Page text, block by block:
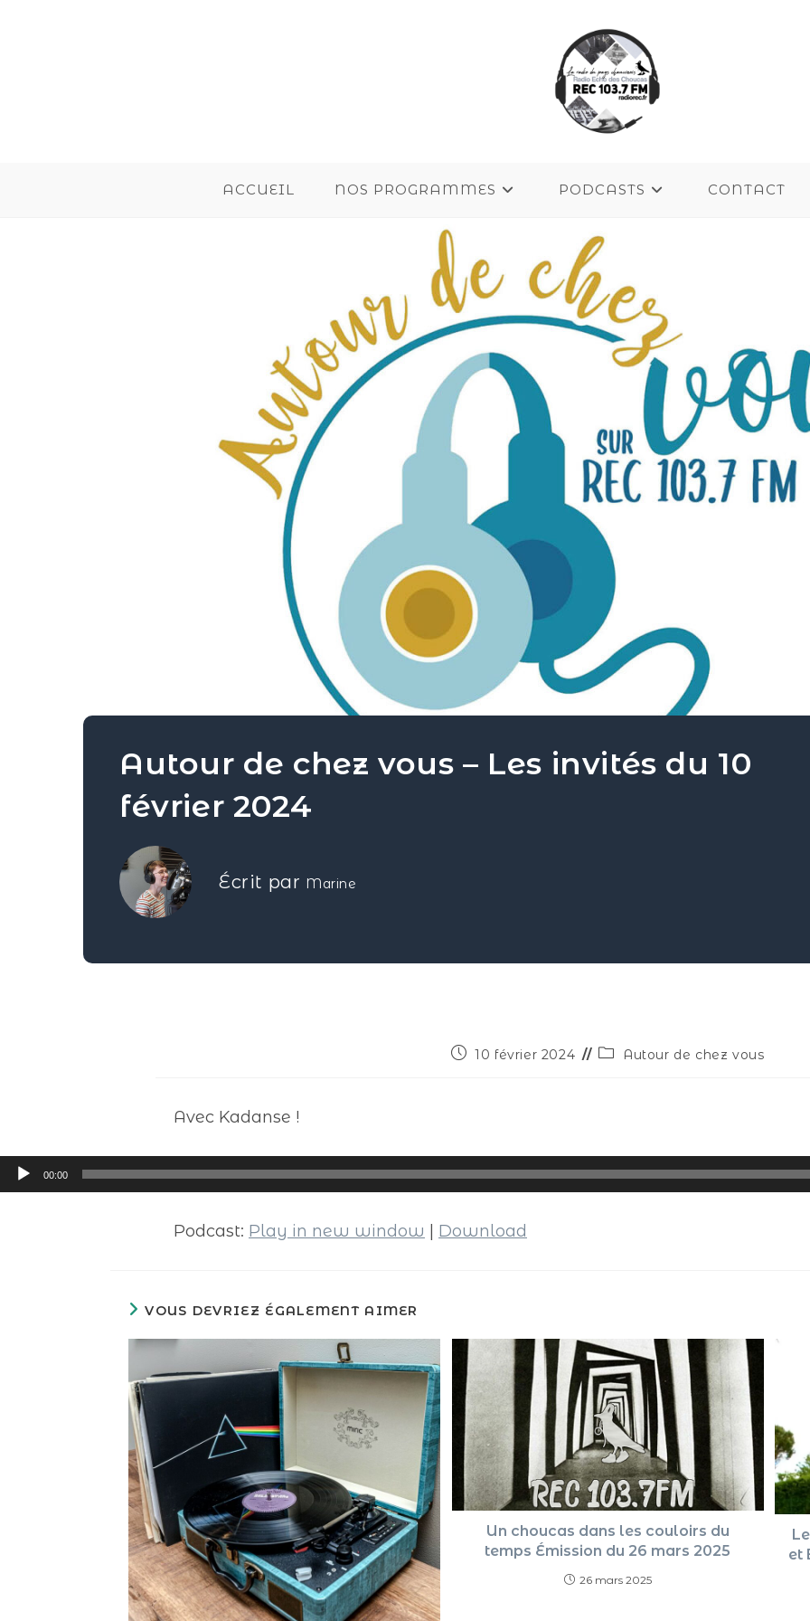
ACCUEIL NOS PROGRAMMES PODCASTS CONTACT
Autour de chez vous – Les invités du 10
février 2024
Écrit par Marine
10 février 2024 Autour de chez vous
Avec Kadanse !
Lecteur
audio
00:00
Podcast: Play in new window Download
VOUS DEVRIEZ ÉGALEMENT AIMER
Un choucas dans les couloirs du
temps Émission du 26 mars 2025
26 mars 2025
et